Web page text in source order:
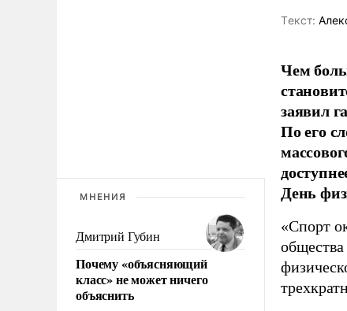
МНЕНИЯ
Дмитрий Губин
Почему «объясняющий
класс» не может ничего
объяснить
Tекст:
Чем
заявил
По его
День
«Спорт